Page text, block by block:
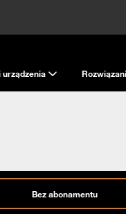
urządzenia
Bez abonamentu